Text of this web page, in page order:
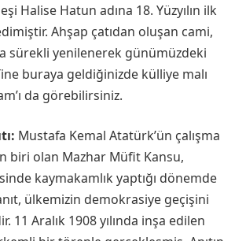
Halise Hatun adına 18. Yüzyılın ilk
Ahşap çatıdan oluşan cami,
sürekli yenilenerek günümüzdeki
buraya geldiğinizde külliye malı
da görebilirsiniz.
Mustafa Kemal Atatürk’ün çalışma
biri olan Mazhar Müfit Kansu,
kaymakamlık yaptığı dönemde
ülkemizin demokrasiye geçişini
11 Aralık 1908 yılında inşa edilen